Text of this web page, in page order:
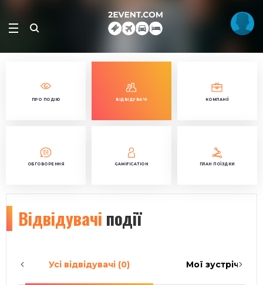
ПРО ПОДІЮ ВІДВІДУВАЧІ КОМПАНІЇ
ОБГОВОРЕННЯ GAMIFICATION ПЛАН ПОЇЗДКИ
Відвідувачі події
Усі відвідувачі (0) Мої зустрічі (0)